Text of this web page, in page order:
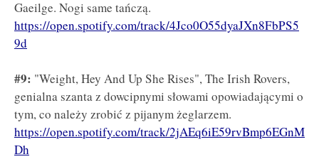
Gaeilge. Nogi same tańczą.
https://open.spotify.com/track/4Jco0O55dyaJXn8FbPS5
9d
#9: "Weight, Hey And Up She Rises", The Irish Rovers,
genialna szanta z dowcipnymi słowami opowiadającymi o
tym, co należy zrobić z pijanym żeglarzem.
https://open.spotify.com/track/2jAEq6iE59rvBmp6EGnM
Dh